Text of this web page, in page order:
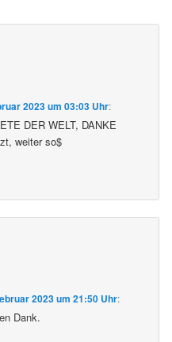
2023 um 03:03 Uhr:
DER WELT, DANKE
weiter so$
2023 um 21:50 Uhr:
Dank.